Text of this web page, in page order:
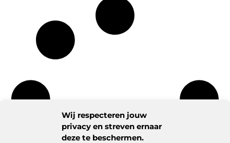
Wij respecteren jouw
privacy en streven ernaar
deze te beschermen.